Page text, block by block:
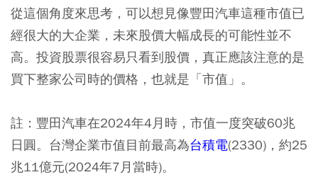
從這個角度來思考，可以想見像豐田汽車這種市值已
經很大的大企業，未來股價大幅成長的可能性並不
高。投資股票很容易只看到股價，真正應該注意的是
買下整家公司時的價格，也就是「市值」。
註：豐田汽車在2024年4月時，市值一度突破60兆
日圓。台灣企業市值目前最高為台積電(2330)，約25
兆11億元(2024年7月當時)。